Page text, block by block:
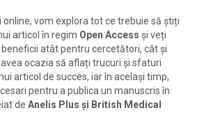
online, vom explora tot ce trebuie să știți
articol în regim Open Access și veți
atât pentru cercetători, cât și
ocazia să aflați trucuri și sfaturi
articol de succes, iar în același timp,
pentru a publica un manuscris în
de Anelis Plus și British Medical